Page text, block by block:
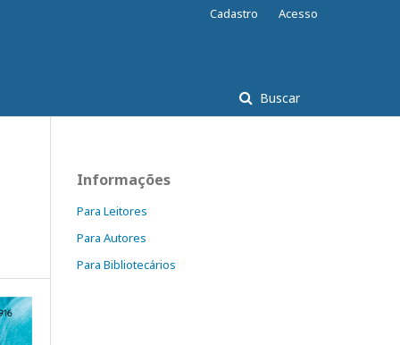
Buscar
Cadastro Acesso
Informações
Para Leitores
Para Autores
Para Bibliotecários